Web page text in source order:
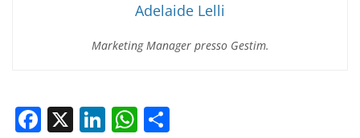
Adelaide Lelli
Marketing Manager presso Gestim.
Facebook
X LinkedIn
WhatsApp